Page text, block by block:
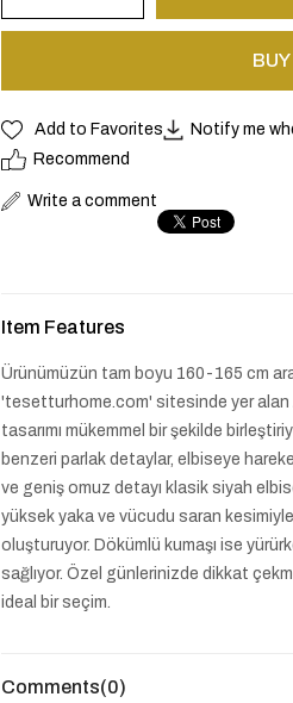
Add to Favorites
Notify me
Recommend
Write a comment
Item Features
Ürünümüzün tam boyu 160-165 cm
'tesetturhome.com' sitesinde yer
tasarımı mükemmel bir şekilde
benzeri parlak detaylar, elbiseye
ve geniş omuz detayı klasik siyah
yüksek yaka ve vücudu saran
oluşturuyor. Dökümlü kumaşı ise
sağlıyor. Özel günlerinizde dikkat
ideal bir seçim.
Comments(0)